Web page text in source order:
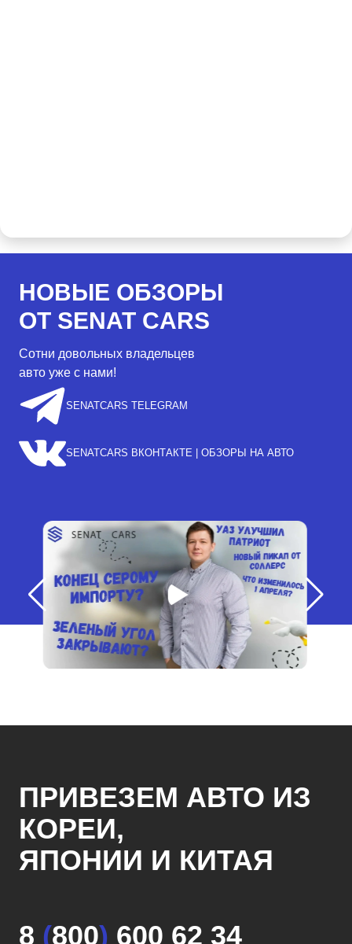
НОВЫЕ ОБЗОРЫ
ОТ SENAT CARS
Сотни довольных владельцев
авто уже с нами!
SENATCARS TELEGRAM
SENATCARS ВКОНТАКТЕ | ОБЗОРЫ НА АВТО
ПРИВЕЗЕМ АВТО ИЗ
КОРЕИ,
ЯПОНИИ И КИТАЯ
8 (800) 600 62 34